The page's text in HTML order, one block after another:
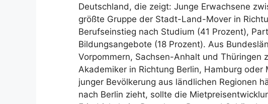
Deutschland, die zeigt: Junge Erwachsene
größte Gruppe der Stadt-Land-Mover in
Berufseinstieg nach Studium (41 Prozent),
Bildungsangebote (18 Prozent). Aus
Vorpommern, Sachsen-Anhalt und Thüringen
Akademiker in Richtung Berlin, Hamburg
junger Bevölkerung aus ländlichen Regionen
nach Berlin zieht, sollte die